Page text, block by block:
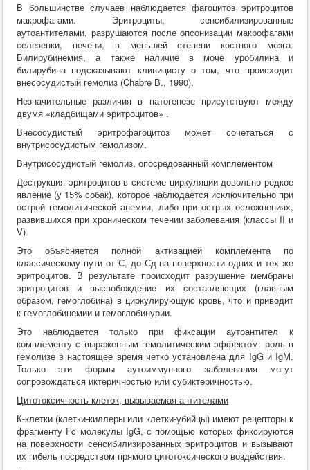
В большинстве случаев наблюдается фагоцитоз эритроцитов
макрофагами. Эритроциты, сенсибилизированные
аутоантителами, разрушаются после опсонизации макрофагами
селезенки, печени, в меньшей степени костного мозга.
Билирубинемия, а также наличие в моче уробилина и
билирубина подсказывают клиницисту о том, что происходит
внесосудистый гемолиз (Chabre В., 1990).
Незначительные различия в патогенезе присутствуют между
двумя «кладбищами эритроцитов» .
Внесосудистый эритрофагоцитоз может сочетаться с
внутрисосудистым гемолизом.
Внутрисосудистый гемолиз, опосредованный комплементом
Деструкция эритроцитов в системе циркуляции довольно редкое
явление (у 15% собак), которое наблюдается исключительно при
острой гемолитической анемии, либо при острых осложнениях,
развившихся при хроническом течении заболевания (классы II и
V).
Это объясняется полной активацией комплемента по
классическому пути от С, до Сд на поверхности одних и тех же
эритроцитов. В результате происходит разрушение мембраны
эритроцитов и высвобождение их составляющих (главным
образом, гемоглобина) в циркулирующую кровь, что и приводит
к гемоглобинемии и гемоглобинурии.
Это наблюдается только при фиксации аутоантител к
комплементу с выраженным гемолитическим эффектом: роль в
гемолизе в настоящее время четко установлена для IgG и IgM.
Только эти формы аутоиммунного заболевания могут
сопровождаться иктеричностью или субиктеричностью.
Цитотоксичность клеток, вызываемая антителами
К-клетки (клетки-киллеры или клетки-убийцы) имеют рецепторы к
фрагменту Fc молекулы IgG, с помощью которых фиксируются
на поверхности сенсибилизированных эритроцитов и вызывают
их гибель посредством прямого цитотоксического воздействия.